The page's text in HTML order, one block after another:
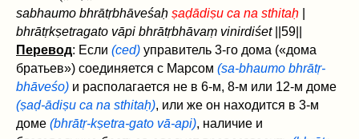
sabhaumo bhrātṛbhāveśaḥ ṣaḍādiṣu ca na sthitaḥ
bhrātṛkṣetragato vāpi bhrātṛbhāvaṃ vinirdiśet||59||
Перевод: Если (ced) управитель 3-го дома («дома
братьев») соединяется с Марсом (sa-bhaumo bhrātṛ-
bhāveśo) и располагается не в 6-м, 8-м или 12-м доме
(ṣaḍ-ādiṣu ca na sthitaḥ), или же он находится в 3-м
доме (bhrātṛ-kṣetra-gato vā-api), наличие и